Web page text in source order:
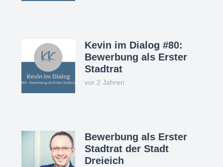
Kevin im Dialog #80:
Bewerbung als Erster
Stadtrat
vor 2 Jahren
Bewerbung als Erster
Stadtrat der Stadt
Dreieich